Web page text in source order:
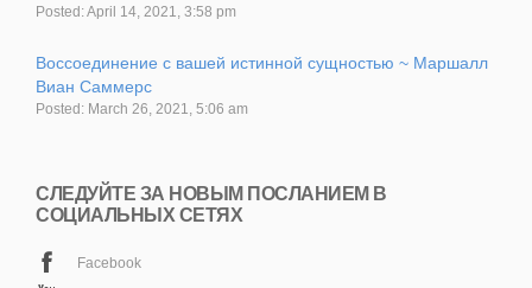
Posted: April 14, 2021, 3:58 pm
Воссоединение с вашей истинной сущностью ~ Маршалл
Виан Саммерс
Posted: March 26, 2021, 5:06 am
СЛЕДУЙТЕ ЗА НОВЫМ ПОСЛАНИЕМ В
СОЦИАЛЬНЫХ СЕТЯХ
Facebook